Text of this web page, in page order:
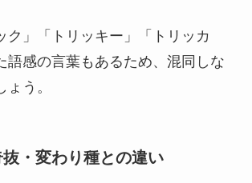
ク」「トリッキー」「トリッカ
語感の言葉もあるため、混同しな
う。
・変わり種との違い